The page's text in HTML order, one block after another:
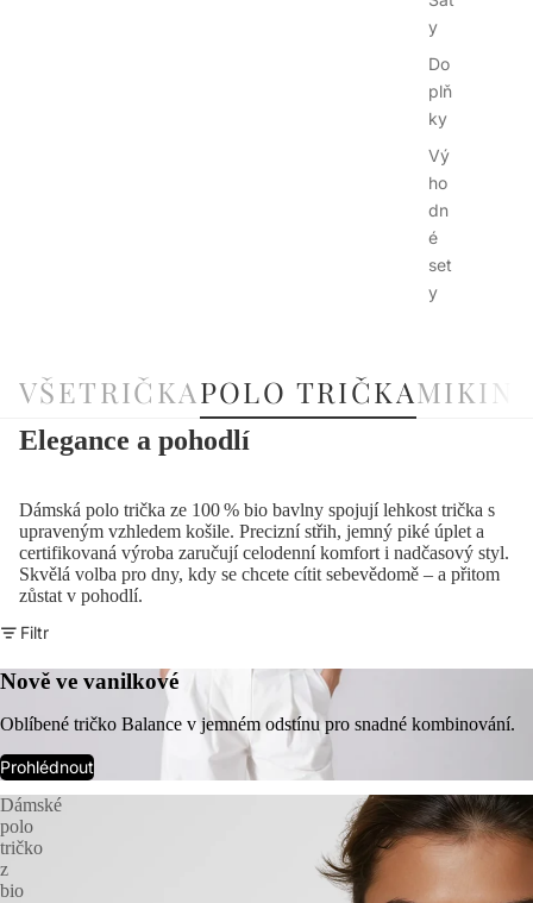
y
Do
plň
ky
Vý
ho
dn
é
set
y
VŠETRIČKAPOLO TRIČKAMIKINY
Elegance a pohodlí
Dámská polo trička ze 100 % bio bavlny spojují lehkost trička s
upraveným vzhledem košile. Precizní střih, jemný piké úplet a
certifikovaná výroba zaručují celodenní komfort i nadčasový styl.
Skvělá volba pro dny, kdy se chcete cítit sebevědomě – a přitom
zůstat v pohodlí.
Filtr
Nově ve vanilkové
Oblíbené tričko Balance v jemném odstínu pro snadné kombinování.
Prohlédnout
Dámské
polo
tričko
z
bio